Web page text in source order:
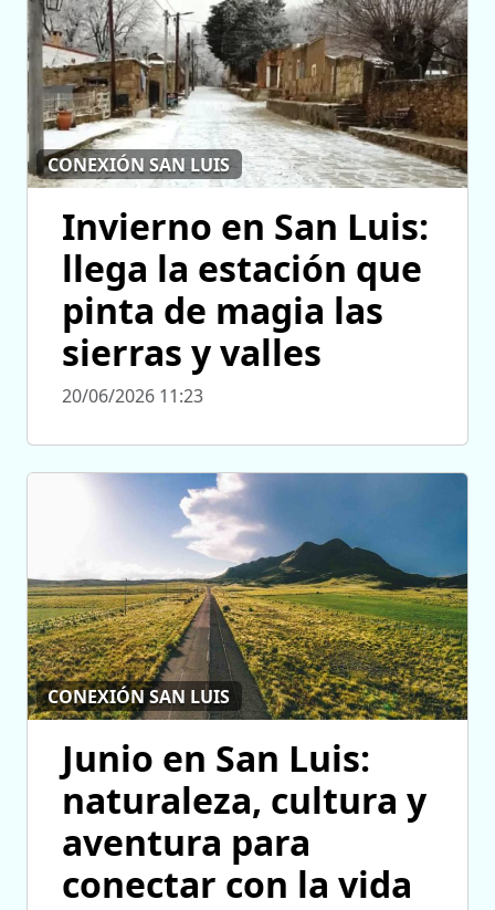
CONEXIÓN SAN LUIS
Invierno en San Luis:
llega la estación que
pinta de magia las
sierras y valles
20/06/2026 11:23
CONEXIÓN SAN LUIS
Junio en San Luis:
naturaleza, cultura y
aventura para
conectar con la vida